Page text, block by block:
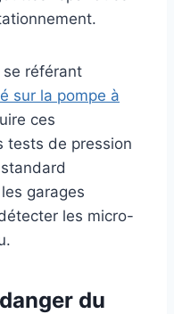
se référant
sur la pompe à
ces
tests de pression
garages
les micro-
du